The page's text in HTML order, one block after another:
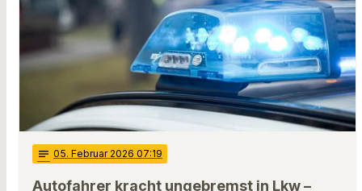
notes 05. Februar 2026 07:19
Autofahrer kracht ungebremst in Lkw –